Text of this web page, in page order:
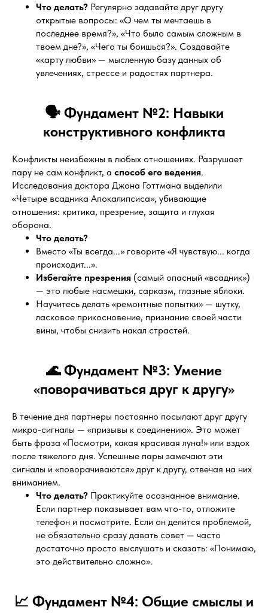
Что делать? Регулярно задавайте друг другу
открытые вопросы: «О чем ты мечтаешь в
последнее время?», «Что было самым сложным в
твоем дне?», «Чего ты боишься?». Создавайте
«карту любви» — мысленную базу данных об
увлечениях, стрессе и радостях партнера.
🗣️ Фундамент №2: Навыки
конструктивного конфликта
Конфликты неизбежны в любых отношениях. Разрушает
пару не сам конфликт, а способ его ведения.
Исследования доктора Джона Готтмана выделили
«Четыре всадника Апокалипсиса», убивающие
отношения: критика, презрение, защита и глухая
оборона.
Что делать?
Вместо «Ты всегда...» говорите «Я чувствую... когда
происходит...».
Избегайте презрения (самый опасный «всадник»)
— это любые насмешки, сарказм, глазные яблоки.
Научитесь делать «ремонтные попытки» — шутку,
ласковое прикосновение, признание своей части
вины, чтобы снизить накал страстей.
🌊 Фундамент №3: Умение
«поворачиваться друг к другу»
В течение дня партнеры постоянно посылают друг другу
микро-сигналы — «призывы к соединению». Это может
быть фраза «Посмотри, какая красивая луна!» или вздох
после тяжелого дня. Успешные пары замечают эти
сигналы и «поворачиваются» друг к другу, отвечая на них
вниманием.
Что делать? Практикуйте осознанное внимание.
Если партнер показывает вам что-то, отложите
телефон и посмотрите. Если он делится проблемой,
не обязательно сразу давать совет — часто
достаточно просто выслушать и сказать: «Понимаю,
это действительно сложно».
📈 Фундамент №4: Общие смыслы и